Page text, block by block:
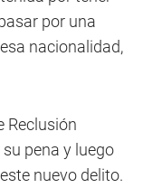
por una
nacionalidad,
Reclusión
pena y luego
nuevo delito.